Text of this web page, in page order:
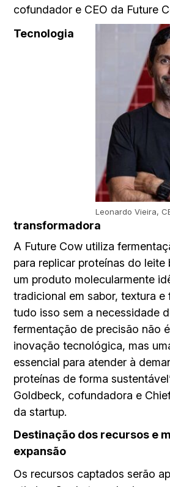
cofundador e CEO da Future
Leonardo Vieira,
Tecnologia
transformadora
A Future Cow utiliza
para replicar proteínas do
um produto molecularmente
tradicional em sabor, textura
tudo isso sem a necessidade
fermentação de precisão não
inovação tecnológica, mas
essencial para atender à
proteínas de forma
Goldbeck, cofundadora e
da startup.
Destinação dos recursos e
expansão
Os recursos captados serão